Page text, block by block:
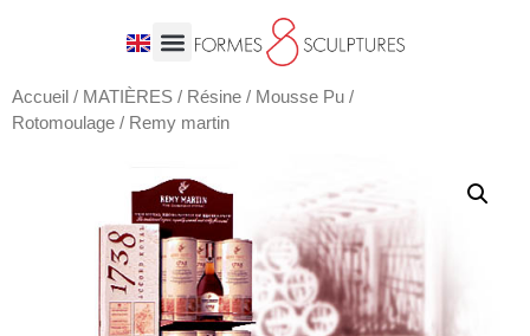
Accueil / MATIÈRES / Résine / Mousse Pu /
Rotomoulage / Remy martin